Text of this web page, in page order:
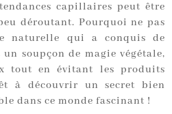
capillaires peut être
déroutant. Pourquoi ne pas
naturelle qui a conquis de
soupçon de magie végétale,
tout en évitant les produits
à découvrir un secret bien
dans ce monde fascinant !